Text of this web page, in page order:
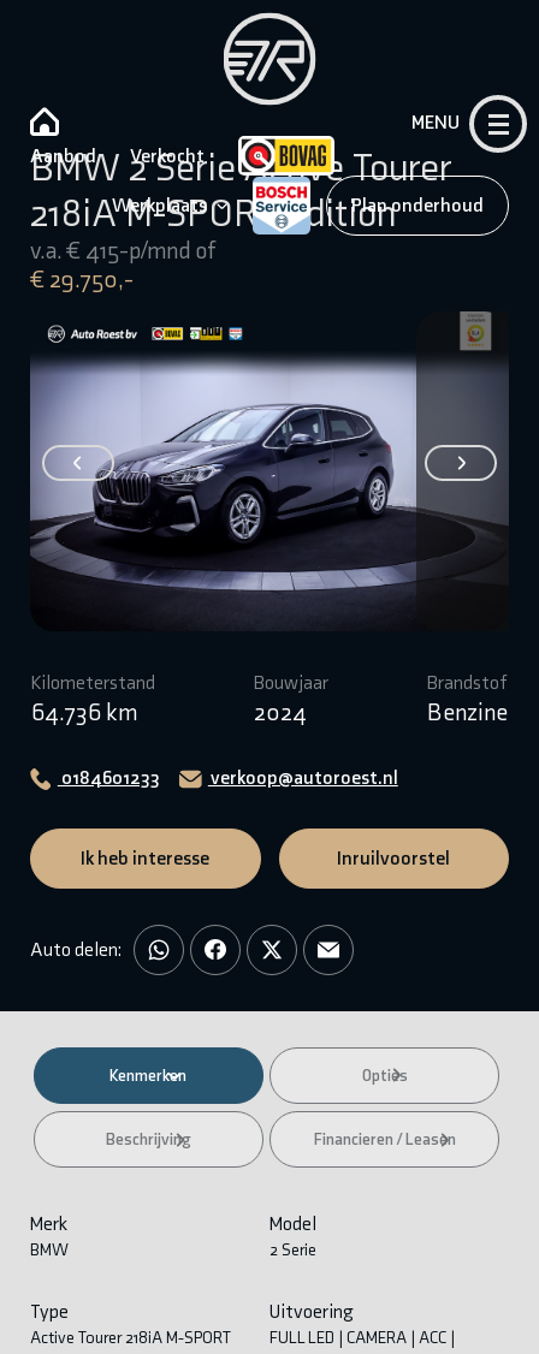
Aanbod Verkocht
Werkplaats Plan onderhoud
MENU
BMW 2 Serie Active Tourer
218iA M-SPORT Edition
v.a. € 415-p/mnd of
€ 29.750,-
Kilometerstand
64.736 km
Bouwjaar
2024
Brandstof
Benzine
0184601233 verkoop@autoroest.nl
Ik heb interesse Inruilvoorstel
Auto delen:
Kenmerken Opties
Beschrijving Financieren / Leasen
Merk
BMW
Model
2 Serie
Type
Active Tourer 218iA M-SPORT
Uitvoering
FULL LED | CAMERA | ACC |